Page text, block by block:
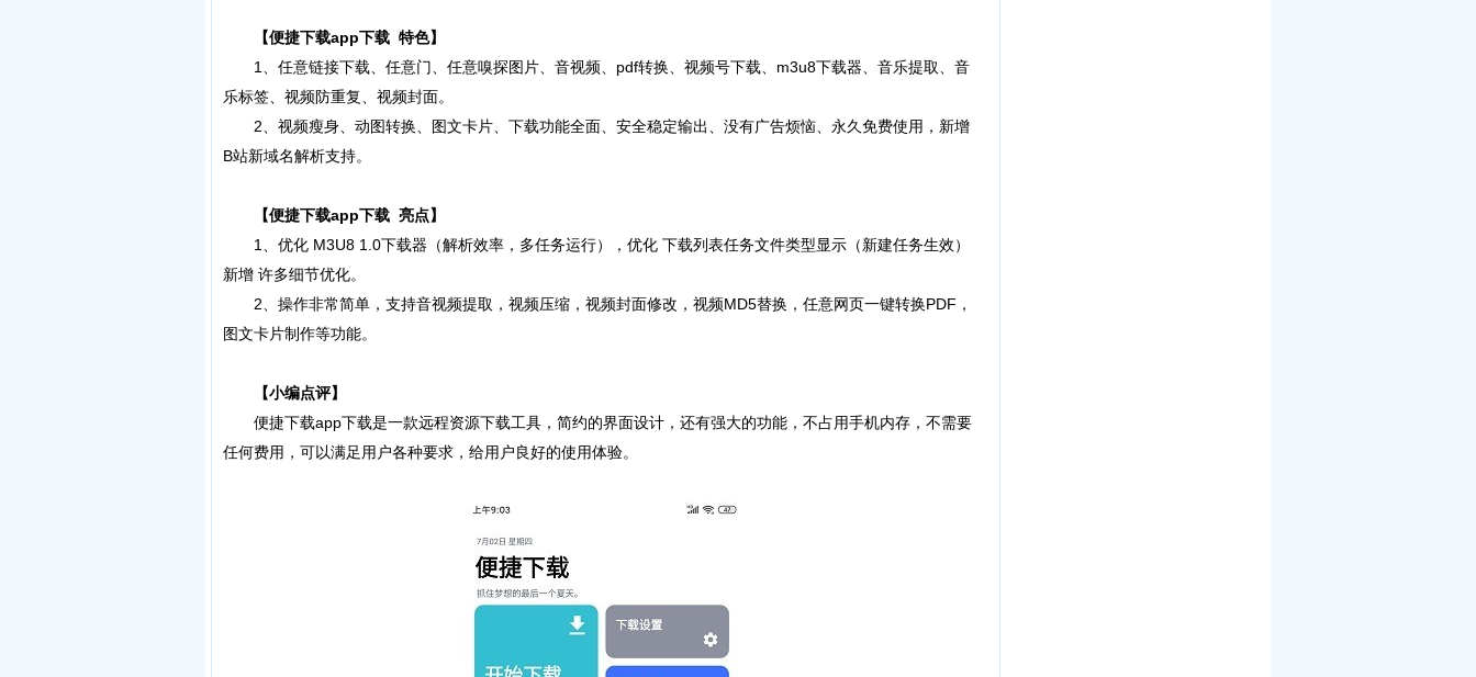
【便捷下载app下载 特色】
1、任意链接下载、任意门、任意嗅探图片、音视频、pdf转换、视频号下载、m3u8下载器、音乐提取、音
乐标签、视频防重复、视频封面。
2、视频瘦身、动图转换、图文卡片、下载功能全面、安全稳定输出、没有广告烦恼、永久免费使用，新增
B站新域名解析支持。
【便捷下载app下载 亮点】
1、优化 M3U8 1.0下载器（解析效率，多任务运行），优化 下载列表任务文件类型显示（新建任务生效）
新增 许多细节优化。
2、操作非常简单，支持音视频提取，视频压缩，视频封面修改，视频MD5替换，任意网页一键转换PDF，
图文卡片制作等功能。
【小编点评】
便捷下载app下载是一款远程资源下载工具，简约的界面设计，还有强大的功能，不占用手机内存，不需要
任何费用，可以满足用户各种要求，给用户良好的使用体验。